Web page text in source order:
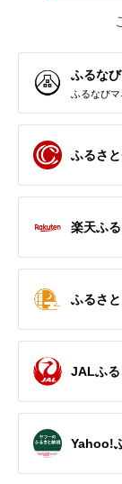
ふるなび
ふるなびマ
ふるさ
楽天ふ
ふるさ
JALふ
Yahoo!